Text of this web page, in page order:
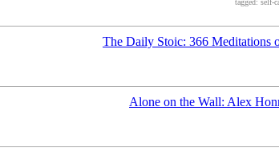
tagged: self-
The Daily Stoic: 366 Meditations
Alone on the Wall: Alex